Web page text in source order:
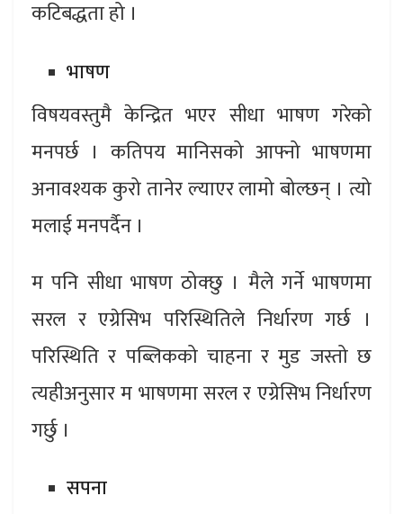
कटिबद्धता हो ।
भाषण
विषयवस्तुमै केन्द्रित भएर सीधा भाषण गरेको
मनपर्छ । कतिपय मानिसको आफ्नो भाषणमा
अनावश्यक कुरो तानेर ल्याएर लामो बोल्छन् । त्यो
मलाई मनपर्दैन ।
म पनि सीधा भाषण ठोक्छु । मैले गर्ने भाषणमा
सरल र एग्रेसिभ परिस्थितिले निर्धारण गर्छ ।
परिस्थिति र पब्लिकको चाहना र मुड जस्तो छ
त्यहीअनुसार म भाषणमा सरल र एग्रेसिभ निर्धारण
गर्छु ।
सपना